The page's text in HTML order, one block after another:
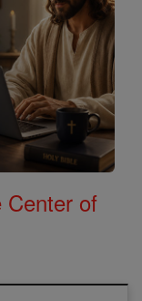
Center of